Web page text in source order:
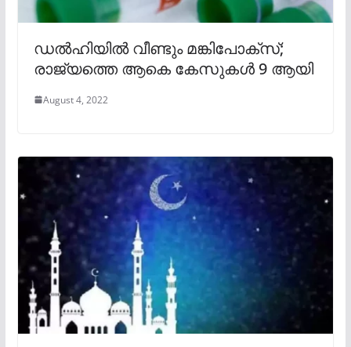
ഡല്‍ഹിയില്‍ വീണ്ടും മങ്കിപോക്സ്;
രാജ്യത്തെ ആകെ കേസുകള്‍ 9 ആയി
August 4, 2022